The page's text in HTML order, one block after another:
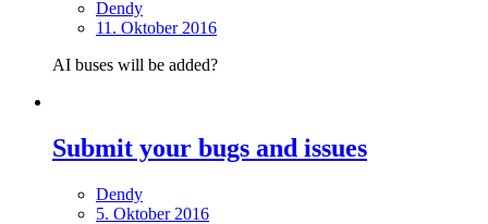
Dendy
11. Oktober 2016
AI buses will be added?
Submit your bugs and issues
Dendy
5. Oktober 2016